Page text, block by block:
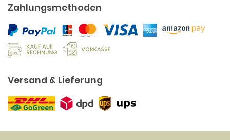
Zahlungsmethoden
Versand & Lieferung